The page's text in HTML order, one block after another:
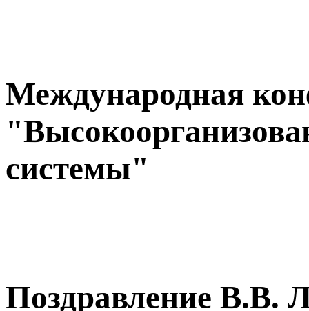
Международная
системы"
Поздравление В.В.